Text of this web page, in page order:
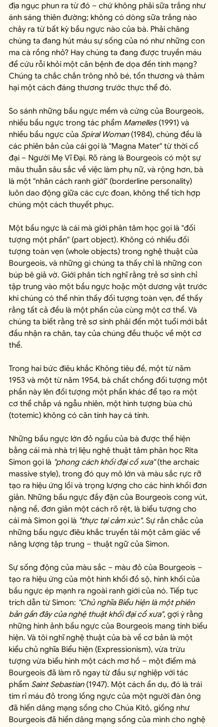
địa ngục phun ra từ đó – chứ không phải sữa trắng như
ánh sáng thiên đường; không có dòng sữa trắng nào
chảy ra từ bất kỳ bầu ngực nào của bà. Phải chăng
chúng ta đang hút máu sự sống của nó như những con
ma cà rồng nhỏ? Hay chúng ta đang được truyền máu
để cứu rỗi khỏi một căn bệnh đe dọa đến tính mạng?
Chúng ta chắc chắn trông nhỏ bé, tổn thương và thảm
hại một cách đáng thương trước thực thể đó.
So sánh những bầu ngực mềm và cứng của Bourgeois,
nhiều bầu ngực trong tác phẩm Mamelles (1991) và
nhiều bầu ngực của Spiral Woman (1984), chúng đều là
các phiên bản của cái gọi là "Magna Mater" từ thời cổ
đại – Người Mẹ Vĩ Đại. Rõ ràng là Bourgeois có một sự
mâu thuẫn sâu sắc về việc làm phụ nữ, và rộng hơn, bà
là một "nhân cách ranh giới" (borderline personality)
luôn dao động giữa các cực đoan, không thể tích hợp
chúng một cách thuyết phục.
Một bầu ngực là cái mà giới phân tâm học gọi là "đối
tượng một phần" (part object). Không có nhiều đối
tượng toàn vẹn (whole objects) trong nghệ thuật của
Bourgeois, và những gì chúng ta thấy chỉ là những con
búp bê giả vờ. Giới phân tích nghĩ rằng trẻ sơ sinh chỉ
tập trung vào một bầu ngực hoặc một dương vật trước
khi chúng có thể nhìn thấy đối tượng toàn vẹn, để thấy
rằng tất cả đều là một phần của cùng một cơ thể. Và
chúng ta biết rằng trẻ sơ sinh phải đến một tuổi mới bắt
đầu nhận ra chân, tay của chúng đều thuộc về một cơ
thể.
Trong hai bức điêu khắc Không tiêu đề, một từ năm
1953 và một từ năm 1954, bà chất chồng đối tượng một
phần này lên đối tượng một phần khác để tạo ra một
cơ thể chắp vá ngẫu nhiên, một hình tượng bùa chú
(totemic) không có căn tính hay cá tính.
Những bầu ngực lớn đỏ ngầu của bà được thể hiện
bằng cái mà nhà trị liệu nghệ thuật tâm phân học Rita
Simon gọi là "phong cách khối đại cổ xưa" (the archaic
massive style), trong đó quy mô lớn và màu sắc rực rỡ
tạo ra hiệu ứng lồi và trọng lượng cho các hình khối đơn
giản. Những bầu ngực đầy đặn của Bourgeois cong vút,
nặng nề, đơn giản một cách rõ rệt, là biểu tượng cho
cái mà Simon gọi là "thực tại cảm xúc". Sự rắn chắc của
những bầu ngực điêu khắc truyền tải một cảm giác về
năng lượng tập trung – thuật ngữ của Simon.
Sự sống động của màu sắc – màu đỏ của Bourgeois –
tạo ra hiệu ứng của một hình khối đồ sộ, hình khối của
bầu ngực ép mạnh ra ngoài ranh giới của nó. Tiếp tục
trích dẫn từ Simon: "Chủ nghĩa Biểu hiện là một phiên
bản gần đây của nghệ thuật khối đại cổ xưa", gợi ý rằng
những hình ảnh bầu ngực của Bourgeois mang tính biểu
hiện. Và tôi nghĩ nghệ thuật của bà về cơ bản là một
kiểu chủ nghĩa Biểu hiện (Expressionism), vừa trừu
tượng vừa biểu hình một cách mơ hồ – một điểm mà
Bourgeois đã làm rõ ngay từ đầu sự nghiệp với tác
phẩm Saint Sebastian (1947). Một cách ẩn dụ, đó là trái
tim rỉ máu đỏ trong lồng ngực của một người đàn ông
đã hiến dâng mạng sống cho Chúa Kitô, giống như
Bourgeois đã hiến dâng mạng sống của mình cho nghệ